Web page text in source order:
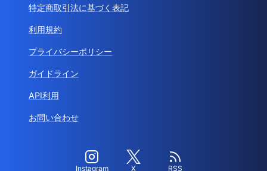
特定商取引法に基づく表記
利用規約
プライバシーポリシー
ガイドライン
API利用
お問い合わせ
Instagram X RSS